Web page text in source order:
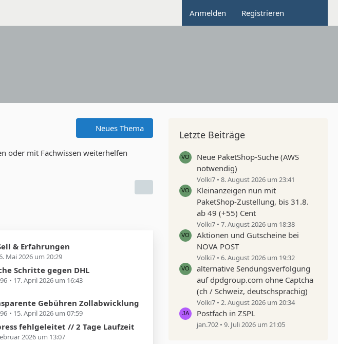
Anmelden Registrieren
Neues Thema
oder mit Fachwissen weiterhelfen
& Erfahrungen
Mai 2026 um 20:29
Schritte gegen DHL
17. April 2026 um 16:43
Gebühren Zollabwicklung
15. April 2026 um 07:59
fehlgeleitet // 2 Tage Laufzeit
2026 um 13:07
Letzte Beiträge
Neue PaketShop-Suche (AWS
notwendig)
Volki7 8. August 2026 um 23:41
Kleinanzeigen nun mit
PaketShop-Zustellung, bis 31.8.
ab 49 (+55) Cent
Volki7 7. August 2026 um 18:38
Aktionen und Gutscheine bei
NOVA POST
Volki7 6. August 2026 um 19:32
alternative Sendungsverfolgung
auf dpdgroup.com ohne Captcha
(ch / Schweiz, deutschsprachig)
Volki7 2. August 2026 um 20:34
Postfach in ZSPL
jan.702 9. Juli 2026 um 21:05